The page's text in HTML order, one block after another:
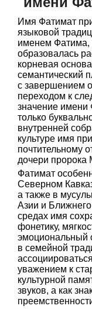
Имя Фатимат
языковой
именем Фатима,
образовалась
корневая
семантический
с завершением
переходом к
значение имени
только
внутренней
культуре имя
почтительному
дочери пророка
Фатимат
Северном
а также в
Азии и
средах имя
фонетику,
эмоциональный
в семейной
уважением к
культурной
звуков, а как